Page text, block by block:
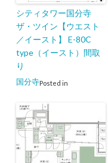
シティタワー国分寺
ザ・ツイン【ウエスト
／イースト】 E-80C
type（イースト）間取
り
Posted in
国分寺